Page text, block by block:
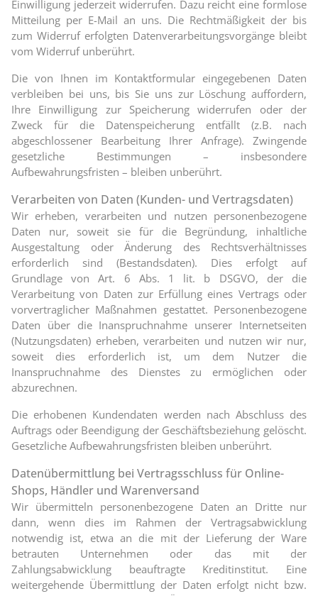
Einwilligung jederzeit widerrufen. Dazu reicht eine formlose
Mitteilung per E-Mail an uns. Die Rechtmäßigkeit der bis
zum Widerruf erfolgten Datenverarbeitungsvorgänge bleibt
vom Widerruf unberührt.
Die von Ihnen im Kontaktformular eingegebenen Daten
verbleiben bei uns, bis Sie uns zur Löschung auffordern,
Ihre Einwilligung zur Speicherung widerrufen oder der
Zweck für die Datenspeicherung entfällt (z.B. nach
abgeschlossener Bearbeitung Ihrer Anfrage). Zwingende
gesetzliche Bestimmungen – insbesondere
Aufbewahrungsfristen – bleiben unberührt.
Verarbeiten von Daten (Kunden- und Vertragsdaten)
Wir erheben, verarbeiten und nutzen personenbezogene
Daten nur, soweit sie für die Begründung, inhaltliche
Ausgestaltung oder Änderung des Rechtsverhältnisses
erforderlich sind (Bestandsdaten). Dies erfolgt auf
Grundlage von Art. 6 Abs. 1 lit. b DSGVO, der die
Verarbeitung von Daten zur Erfüllung eines Vertrags oder
vorvertraglicher Maßnahmen gestattet. Personenbezogene
Daten über die Inanspruchnahme unserer Internetseiten
(Nutzungsdaten) erheben, verarbeiten und nutzen wir nur,
soweit dies erforderlich ist, um dem Nutzer die
Inanspruchnahme des Dienstes zu ermöglichen oder
abzurechnen.
Die erhobenen Kundendaten werden nach Abschluss des
Auftrags oder Beendigung der Geschäftsbeziehung gelöscht.
Gesetzliche Aufbewahrungsfristen bleiben unberührt.
Datenübermittlung bei Vertragsschluss für Online-
Shops, Händler und Warenversand
Wir übermitteln personenbezogene Daten an Dritte nur
dann, wenn dies im Rahmen der Vertragsabwicklung
notwendig ist, etwa an die mit der Lieferung der Ware
betrauten Unternehmen oder das mit der
Zahlungsabwicklung beauftragte Kreditinstitut. Eine
weitergehende Übermittlung der Daten erfolgt nicht bzw.